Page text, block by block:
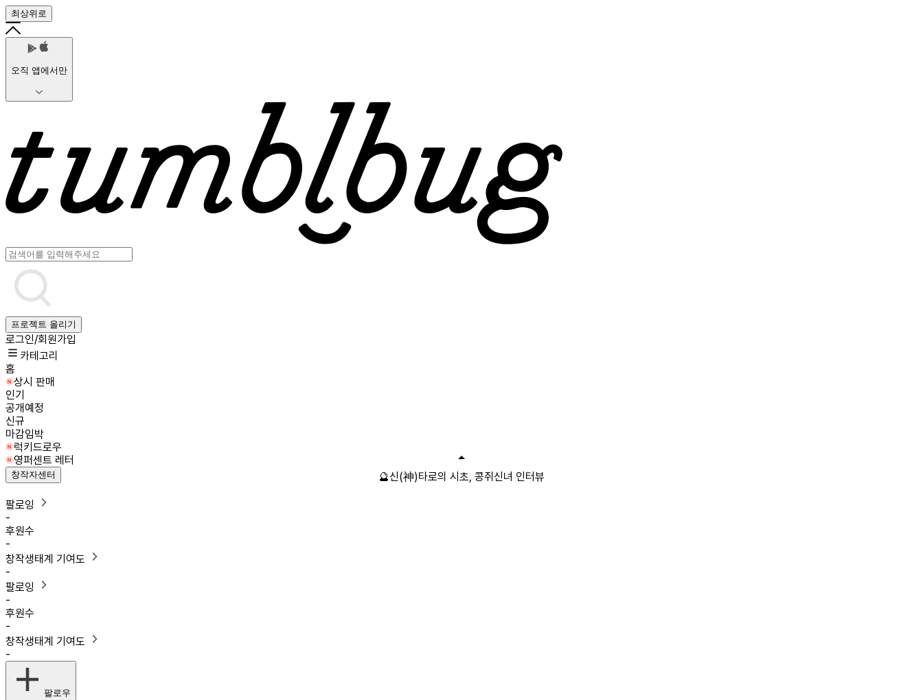
최상위로
오직 앱에서만
프로젝트 올리기
로그인/회원가입
카테고리
홈
상시 판매
인기
공개예정
신규
마감임박
럭키드로우
영퍼센트 레터
창작자센터
팔로잉
-
후원수
-
창작생태계 기여도
-
팔로잉
-
후원수
-
창작생태계 기여도
-
팔로우
🔮신(神)타로의 시초, 콩쥐신녀 인터뷰